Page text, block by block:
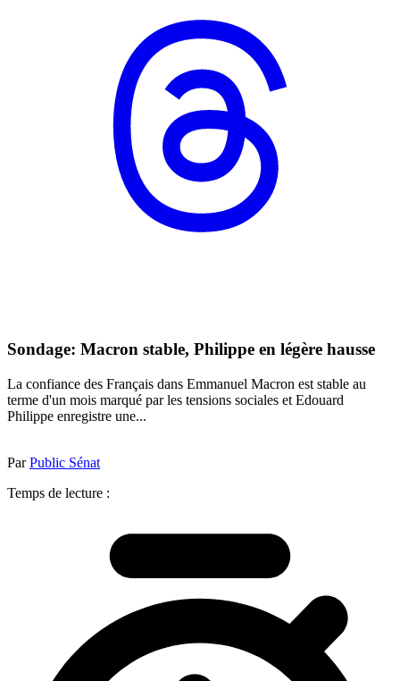
Sondage: Macron stable, Philippe en légère hausse
La confiance des Français dans Emmanuel Macron est stable au
terme d'un mois marqué par les tensions sociales et Edouard
Philippe enregistre une...
ParPublic Sénat
Temps de lecture :